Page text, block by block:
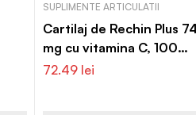
SUPLIMENTE ARTICULATII
Cartilaj de Rechin Plus
mg cu vitamina C, 100
capsule, Walmark
72.49 lei